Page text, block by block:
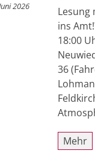
2026
Lesung
ins
18:00
36
Mehr